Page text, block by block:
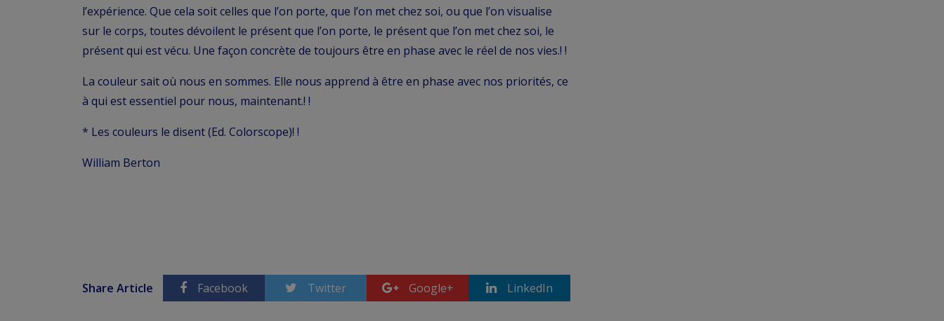
l’expérience. Que cela soit celles que l’on porte, que l’on met chez soi, ou que l’on visualise
sur le corps, toutes dévoilent le présent que l’on porte, le présent que l’on met chez soi, le
présent qui est vécu. Une façon concrète de toujours être en phase avec le réel de nos vies.! !
La couleur sait où nous en sommes. Elle nous apprend à être en phase avec nos priorités, ce
à qui est essentiel pour nous, maintenant.! !
* Les couleurs le disent (Ed. Colorscope)! !
William Berton
Share Article Facebook Twitter Google+ LinkedIn